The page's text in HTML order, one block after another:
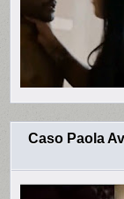
Caso Paola